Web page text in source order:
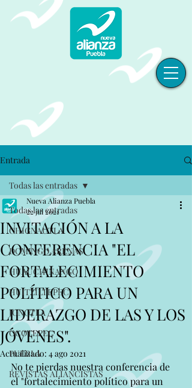
Entrada
Todas las entradas
CHIGNAUTLA
DOMINGO ARENAS
HUAUCHINANGO
HUITZILTEPEC
JONOTLA
OCOTEPEC
PUEBLA
REVISTAS ALIANCISTAS
Todas las entradas
INVITACIÓN A LA
CONFERENCIA "EL
FORTALECIMIENTO
POLÍTICO PARA UN
LIDERAZGO DE LAS Y LOS
JÓVENES".
Nueva Alianza Puebla
22 jul 2021
Actualizado: 4 ago 2021
No te pierdas nuestra conferencia de
el "fortalecimiento político para un